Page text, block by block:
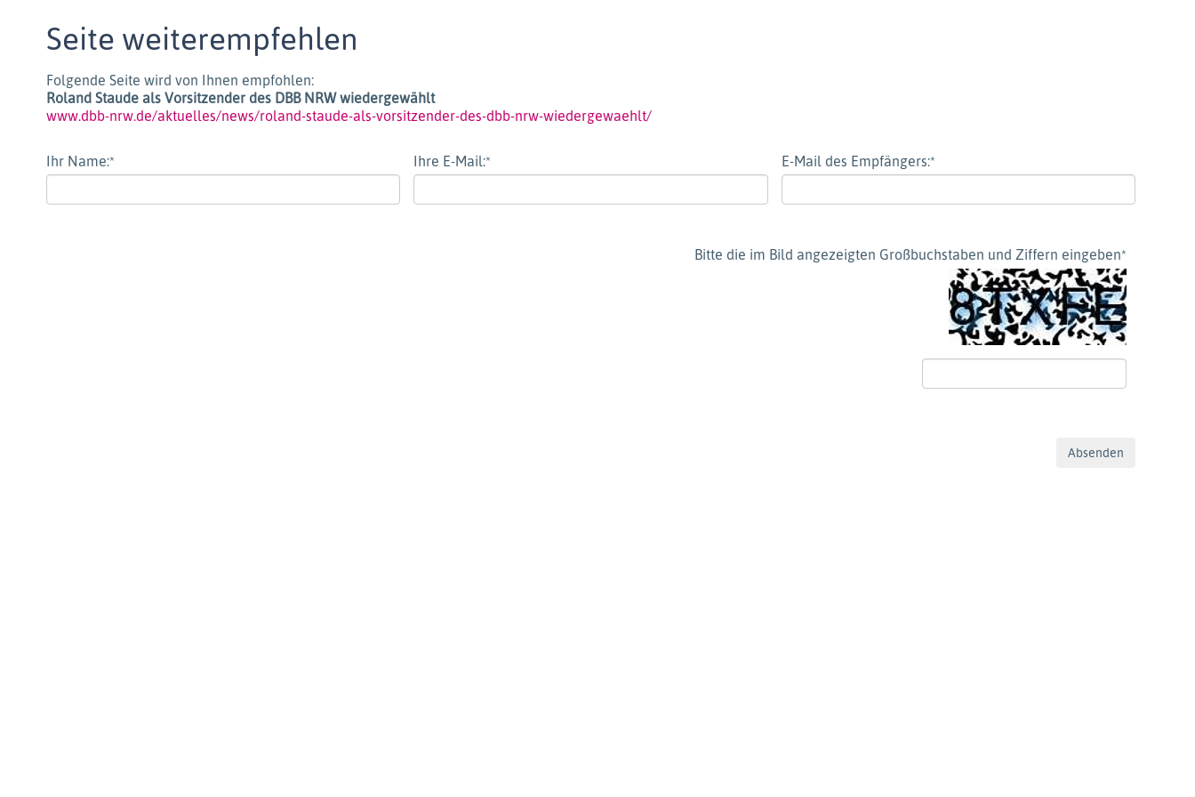
Seite weiterempfehlen
Folgende Seite wird von Ihnen empfohlen:
Roland Staude als Vorsitzender des DBB NRW wiedergewählt
www.dbb-nrw.de/aktuelles/news/roland-staude-als-vorsitzender-des-dbb-nrw-wiedergewaehlt/
Ihr Name:* Ihre E-Mail:* E-Mail des Empfängers:*
Bitte die im Bild angezeigten Großbuchstaben und Ziffern eingeben*
Absenden